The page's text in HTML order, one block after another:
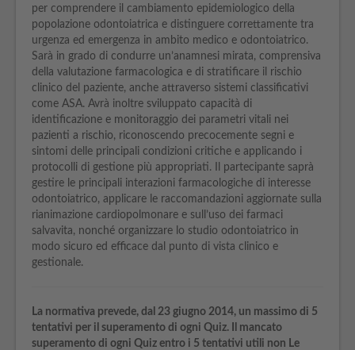
per comprendere il cambiamento epidemiologico della
popolazione odontoiatrica e distinguere correttamente tra
urgenza ed emergenza in ambito medico e odontoiatrico.
Sarà in grado di condurre un’anamnesi mirata, comprensiva
della valutazione farmacologica e di stratificare il rischio
clinico del paziente, anche attraverso sistemi classificativi
come ASA. Avrà inoltre sviluppato capacità di
identificazione e monitoraggio dei parametri vitali nei
pazienti a rischio, riconoscendo precocemente segni e
sintomi delle principali condizioni critiche e applicando i
protocolli di gestione più appropriati. Il partecipante saprà
gestire le principali interazioni farmacologiche di interesse
odontoiatrico, applicare le raccomandazioni aggiornate sulla
rianimazione cardiopolmonare e sull’uso dei farmaci
salvavita, nonché organizzare lo studio odontoiatrico in
modo sicuro ed efficace dal punto di vista clinico e
gestionale.
La normativa prevede, dal 23 giugno 2014, un massimo di 5
tentativi per il superamento di ogni Quiz. Il mancato
superamento di ogni Quiz entro i 5 tentativi utili non Le